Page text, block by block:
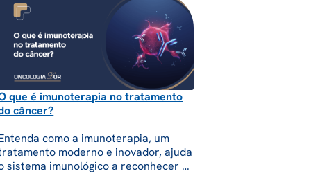
que é imunoterapia no tratamento
câncer?
como a imunoterapia, um
moderno e inovador, ajuda
sistema imunológico a reconhecer e